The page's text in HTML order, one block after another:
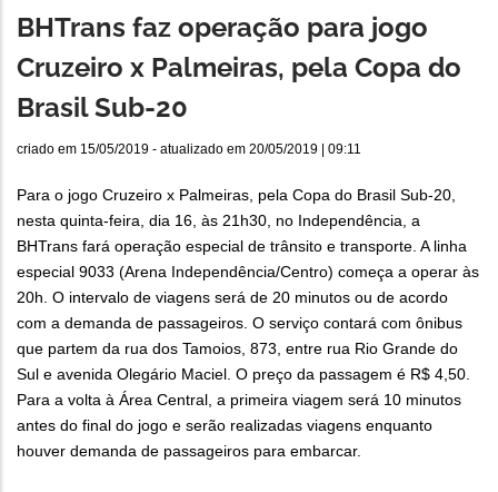
BHTrans faz operação para jogo
Cruzeiro x Palmeiras, pela Copa do
Brasil Sub-20
criado em 15/05/2019 - atualizado em 20/05/2019 | 09:11
Para o jogo Cruzeiro x Palmeiras, pela Copa do Brasil Sub-20,
nesta quinta-feira, dia 16, às 21h30, no Independência, a
BHTrans fará operação especial de trânsito e transporte. A linha
especial 9033 (Arena Independência/Centro) começa a operar às
20h. O intervalo de viagens será de 20 minutos ou de acordo
com a demanda de passageiros. O serviço contará com ônibus
que partem da rua dos Tamoios, 873, entre rua Rio Grande do
Sul e avenida Olegário Maciel. O preço da passagem é R$ 4,50.
Para a volta à Área Central, a primeira viagem será 10 minutos
antes do final do jogo e serão realizadas viagens enquanto
houver demanda de passageiros para embarcar.